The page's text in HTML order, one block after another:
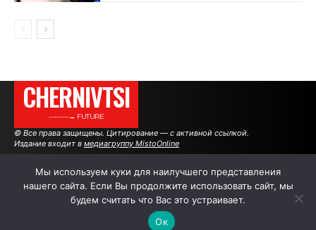
CHERNIVTSI
———→ FUTURE
© Все права защищены. Цитирование — с активной ссылкой.
Издание входит в медиагруппу MistoOnline
АВТОРЫ РЕКЛАМА НА САЙТЕ
Мы используем куки для наилучшего представления
нашего сайта. Если Вы продолжите использовать сайт, мы
будем считать что Вас это устраивает.
Ок